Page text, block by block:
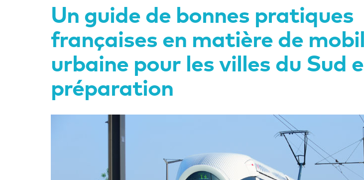
Un guide de bonnes pratiques
françaises en matière de
urbaine pour les villes du Sud
préparation